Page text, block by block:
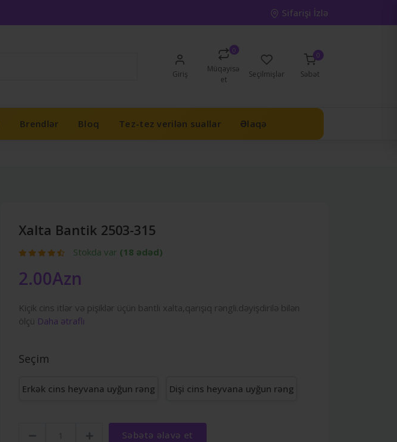
Sifarişi İzlə
Giriş
0
Müqayisə
et
Seçilmişlər
0
Səbət
Brendlər Bloq Tez-tez verilən suallar Əlaqə
Xalta Bantik 2503-315
Stokda var (18 ədəd)
2.00Azn
Kiçik cins itlər və pişiklər üçün bantlı xalta,qarışıq rəngli.dəyişdirilə bilən
ölçü Daha ətraflı
Seçim
Erkək cins heyvana uyğun rəng Dişi cins heyvana uyğun rəng
Səbətə əlavə et